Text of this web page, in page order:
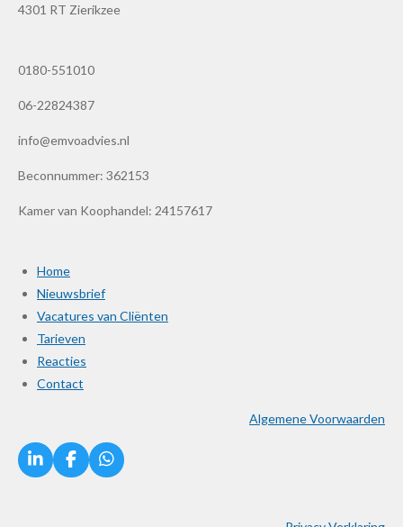
4301 RT Zierikzee
0180-551010
06-22824387
info@emvoadvies.nl
Beconnummer: 362153
Kamer van Koophandel: 24157617
Home
Nieuwsbrief
Vacatures van Cliënten
Tarieven
Reacties
Contact
Algemene Voorwaarden
L
i
F
a
W
h